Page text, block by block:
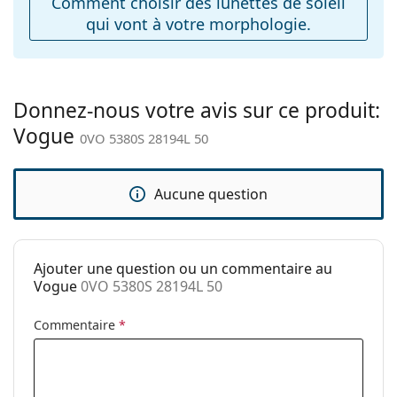
Non
Accessoires
Tissu de
nettoyage:
Oui
Pour hommes
Catégorie:
Lunettes de soleil
Utilisation:
Mode
qui vont à votre morphologie.
Donnez-nous votre avis sur ce produit:
Vogue 0VO 5380S 28194L 50
Aucune question
Ajouter une question ou un commentaire au
Vogue0VO 5380S 28194L 50
Commentaire *